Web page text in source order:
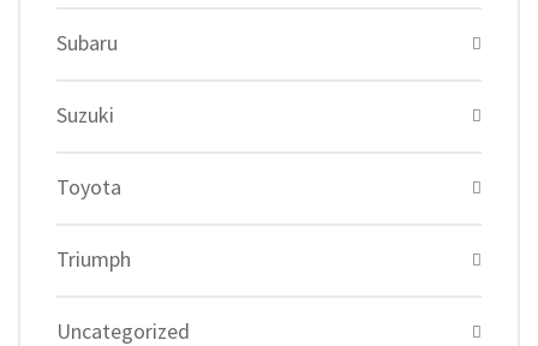
Subaru
Suzuki
Toyota
Triumph
Uncategorized